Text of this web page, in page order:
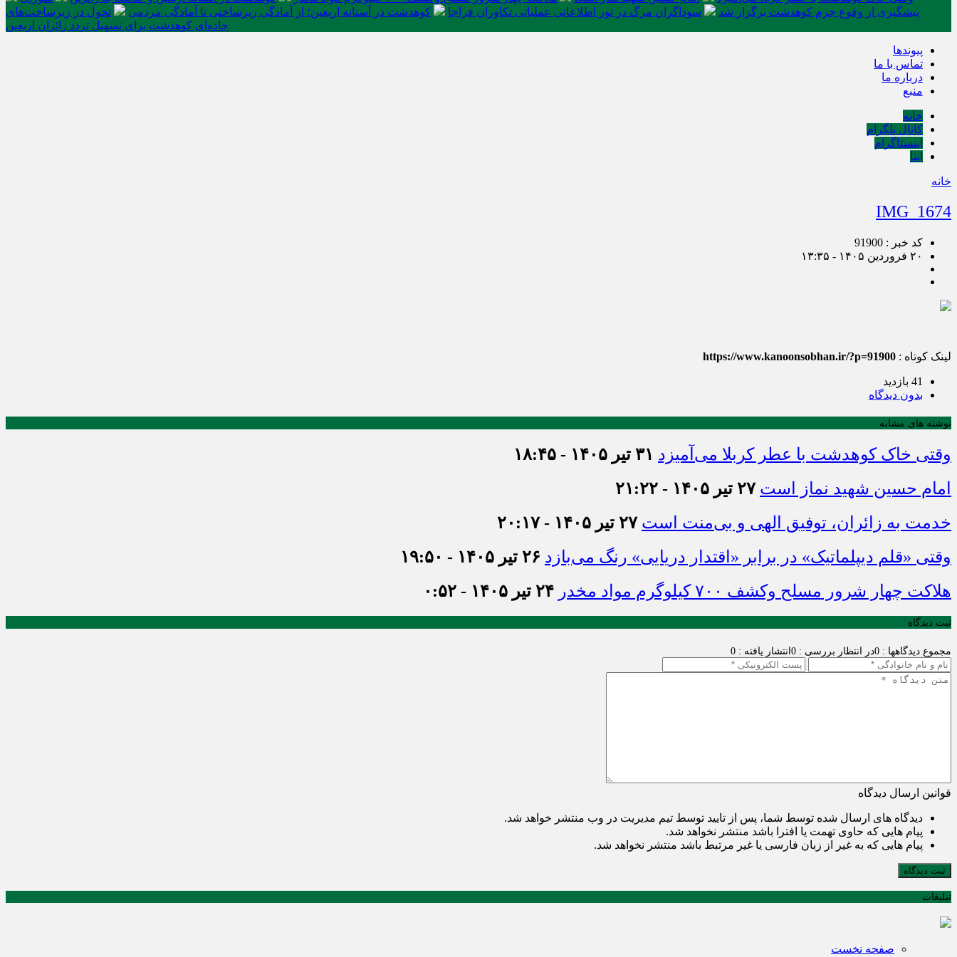
پیشگیری از وقوع جرم کوهدشت برگزار شد
سوداگران مرگ در تور اطلاعاتی عملیاتی تکاوران فراجا کوهدشت در آستانه اربعین؛ از آمادگی زیرساختی تا آمادگی مردمی
تحول در زیرساخت‌های
جاده‌ای کوهدشت برای تسهیل تردد زائران اربعین
پیوندها
تماس با ما
درباره ما
منبع
خانه
کانال تلگرام
اینستاگرام
ایتا
خانه
IMG_1674
کد خبر : 91900
۲۰ فروردین ۱۴۰۵ - ۱۳:۳۵
لینک کوتاه : https://www.kanoonsobhan.ir/?p=91900
41 بازدید
بدون دیدگاه
نوشته های مشابه
وقتی خاک کوهدشت با عطر کربلا می‌آمیزد ۳۱ تیر ۱۴۰۵ - ۱۸:۴۵
امام حسین شهید نماز است ۲۷ تیر ۱۴۰۵ - ۲۱:۲۲
خدمت به زائران، توفیق الهی و بی‌منت است ۲۷ تیر ۱۴۰۵ - ۲۰:۱۷
وقتی «قلم دیپلماتیک» در برابر «اقتدار دریایی» رنگ می‌بازد ۲۶ تیر ۱۴۰۵ - ۱۹:۵۰
هلاکت چهار شرور مسلح وکشف ۷۰۰ کیلوگرم مواد مخدر
۲۴ تیر ۱۴۰۵ - ۰:۵۲
ثبت دیدگاه
مجموع دیدگاهها : 0 در انتظار بررسی : 0 انتشار یافته : 0
قوانین ارسال دیدگاه
دیدگاه های ارسال شده توسط شما، پس از تایید توسط تیم مدیریت در وب منتشر خواهد شد.
پیام هایی که حاوی تهمت یا افترا باشد منتشر نخواهد شد.
پیام هایی که به غیر از زبان فارسی یا غیر مرتبط باشد منتشر نخواهد شد.
ثبت دیدگاه
تبلیغات
صفحه نخست